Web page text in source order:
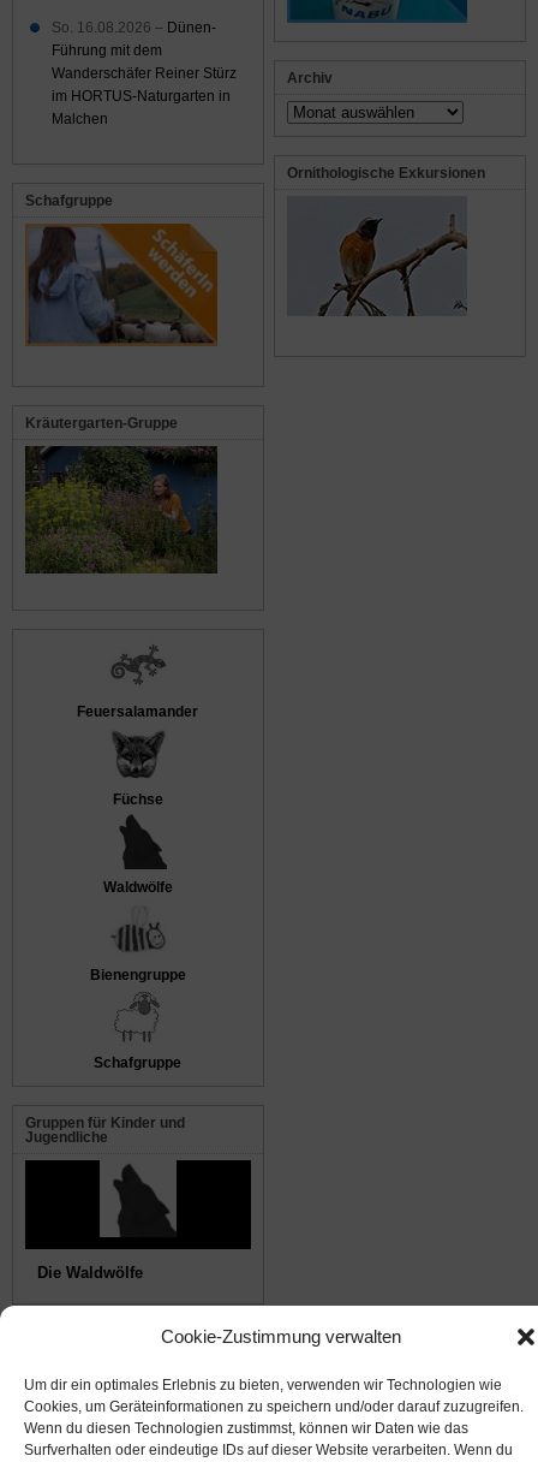
Cookie-Zustimmung verwalten
Um dir ein optimales Erlebnis zu bieten, verwenden wir Technologien wie
Cookies, um Geräteinformationen zu speichern und/oder darauf zuzugreifen.
Wenn du diesen Technologien zustimmst, können wir Daten wie das
Surfverhalten oder eindeutige IDs auf dieser Website verarbeiten. Wenn du
Archiv
Archiv
Ornithologische Exkursionen
So. 16.08.2026 – Dünen-
Führung mit dem
Wanderschäfer Reiner Stürz
im HORTUS-Naturgarten in
Malchen
Schafgruppe
Kräutergarten-Gruppe
Feuersalamander
Füchse
Waldwölfe
Bienengruppe
Schafgruppe
Gruppen für Kinder und
Jugendliche
Die Waldwölfe
NABU Seeheim|Impressum| Datenschutz| Cookie-Richtlinie
Suffusion theme by Sayontan Sinha